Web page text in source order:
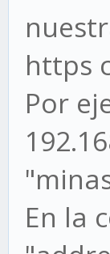
https
Por
En la